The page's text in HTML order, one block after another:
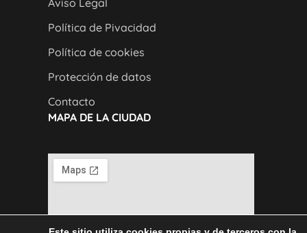
Aviso Legal
Política de Pivacidad
Política de cookies
Protección de datos
Contacto
MAPA DE LA CIUDAD